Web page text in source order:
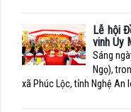
Lễ hội
vinh Uy
Sáng
Ngọ),
xã Phúc Lộc, tỉnh Nghệ An